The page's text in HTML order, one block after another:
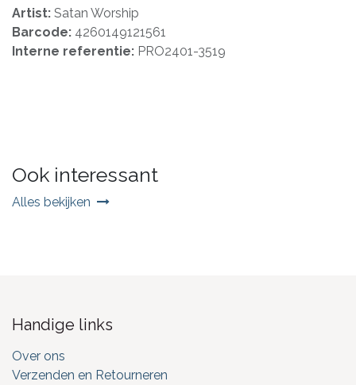
Artist: Satan Worship
Barcode: 4260149121561
Interne referentie: PRO2401-3519
Ook interessant
Alles bekijken
Handige links
Over ons
Verzenden en Retourneren